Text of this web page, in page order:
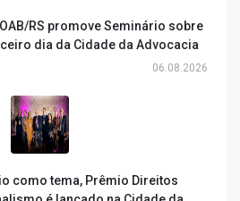
RS promove Seminário sobre
dia da Cidade da Advocacia
06.08.2026
como tema, Prêmio Direitos